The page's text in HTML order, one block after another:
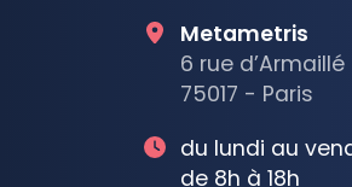
Metametris
6 rue d’Armaillé
75017 - Paris
du lundi au
de 8h à 18h